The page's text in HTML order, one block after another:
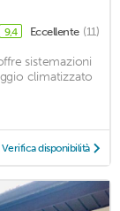
9,4 Eccellente (11)
sistemazioni
climatizzato
Verifica disponibilità